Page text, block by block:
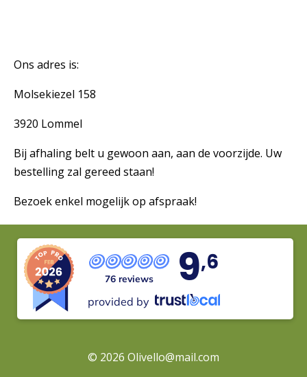
Ons adres is:
Molsekiezel 158
3920 Lommel
Bij afhaling belt u gewoon aan, aan de voorzijde. Uw
bestelling zal gereed staan!
Bezoek enkel mogelijk op afspraak!
76 reviews 9,6
provided by
© 2026 Olivello@mail.com